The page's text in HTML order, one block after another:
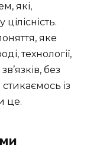
які,
яке
технології,
без
із
це.